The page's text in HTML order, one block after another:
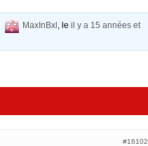
MaxInBxl , leil y a 15 années et
#16102